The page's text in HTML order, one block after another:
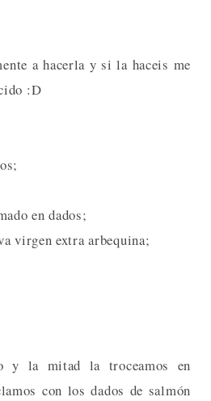
a hacerla y si la haceis me
:D
en dados;
virgen extra arbequina;
y la mitad la troceamos en
con los dados de salmón